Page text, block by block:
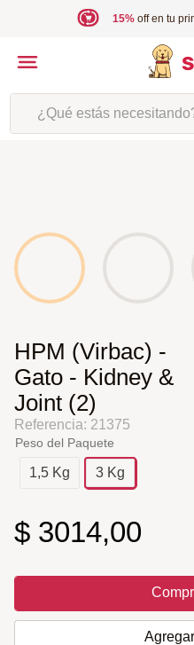
15%off en tu
¿Qué estás necesitando?
HPM (Virbac) -
Gato - Kidney &
Joint (2)
Referencia: 21375
Peso del Paquete
1,5 Kg 3 Kg
$ 3014,00